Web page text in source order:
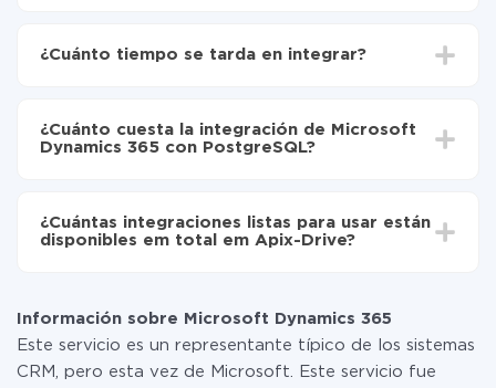
Elija qué datos transferir de Microsoft Dynamics
Ahora los datos se transferirán automáticamente
de Microsoft Dynamics 365 a PostgreSQL
¿Cuánto tiempo se tarda en integrar?
oscilar entre 5 y 30 minutos. En promedio, la
configuración tarda entre 10 y 15 minutos.
¿Cuánto cuesta la integración de Microsoft
Dynamics 365 con PostgreSQL?
tarifas. Usted solo paga por la cantidad de datos que
realmente se transfieren de uno de sus sistemas a otro
manera segura un plan de tarifa gratuita o cambiar a
uno de pago, si es necesario. Más detalles sobre
tarifas.
¿Cuántas integraciones listas para usar están
disponibles em total em Apix-Drive?
PostgreSQL
Información sobre Microsoft Dynamics 365
Este servicio es un representante típico de los sistemas
CRM, pero esta vez de Microsoft. Este servicio fue